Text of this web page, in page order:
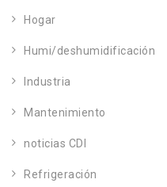
Hogar
Humi/deshumidificación
Industria
Mantenimiento
noticias CDI
Refrigeración